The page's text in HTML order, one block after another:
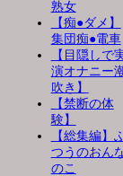
熟女
【痴●ダメ】
集団痴●電車
【目隠しで
演オナニー
吹き】
【禁断の体
験】
【総集編】
つうのおん
のこ